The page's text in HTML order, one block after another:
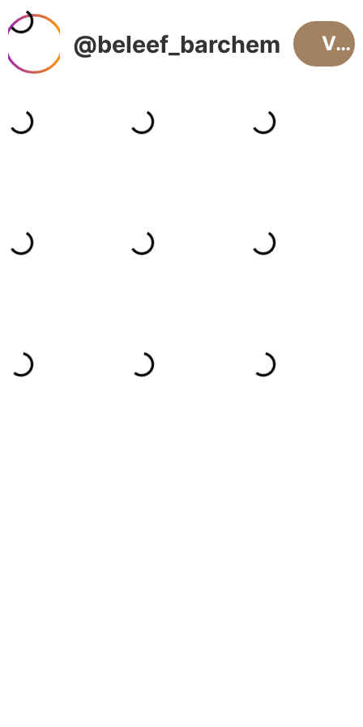
@beleef_barchem Volgen